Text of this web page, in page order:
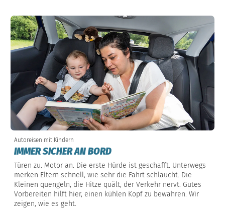
Autoreisen mit Kindern
IMMER SICHER AN BORD
Türen zu. Motor an. Die erste Hürde ist geschafft. Unterwegs
merken Eltern schnell, wie sehr die Fahrt schlaucht. Die
Kleinen quengeln, die Hitze quält, der Verkehr nervt. Gutes
Vorbereiten hilft hier, einen kühlen Kopf zu bewahren. Wir
zeigen, wie es geht.